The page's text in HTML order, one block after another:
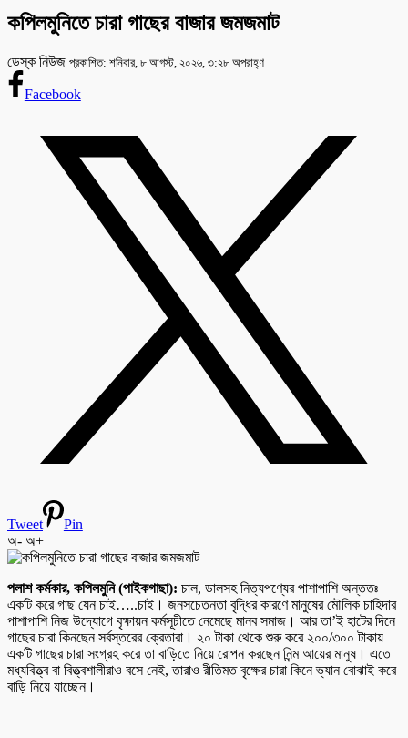
কপিলমুনিতে চারা গাছের বাজার জমজমাট
ডেস্ক নিউজ প্রকাশিত: শনিবার, ৮ আগস্ট, ২০২৬, ৩:২৮ অপরাহ্ণ
Facebook
Tweet
Pin
অ- অ+
পলাশ কর্মকার, কপিলমুনি (পাইকগাছা): চাল, ডালসহ নিত্যপণ্যের পাশাপাশি অন্ততঃ
একটি করে গাছ যেন চাই…..চাই। জনসচেতনতা বৃদ্ধির কারণে মানুষের মৌলিক চাহিদার
পাশাপাশি নিজ উদ্যোগে বৃক্ষায়ন কর্মসূচীতে নেমেছে মানব সমাজ। আর তা’ই হাটের দিনে
গাছের চারা কিনছেন সর্বস্তরের ক্রেতারা। ২০ টাকা থেকে শুরু করে ২০০/৩০০ টাকায়
একটি গাছের চারা সংগ্রহ করে তা বাড়িতে নিয়ে রোপন করছেন নিন্ম আয়ের মানুষ। এতে
মধ্যবিত্ত্ব বা বিত্ত্বশালীরাও বসে নেই, তারাও রীতিমত বৃক্ষের চারা কিনে ভ্যান বোঝাই করে
বাড়ি নিয়ে যাচ্ছেন।